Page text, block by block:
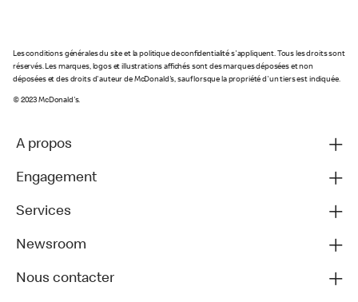
Les conditions générales du site et la politique de confidentialité s'appliquent. Tous les droits sont
réservés. Les marques, logos et illustrations affichés sont des marques déposées et non
déposées et des droits d'auteur de McDonald's, sauf lorsque la propriété d'un tiers est indiquée.
© 2023 McDonald's.
A propos
Engagement
Services
Newsroom
Nous contacter